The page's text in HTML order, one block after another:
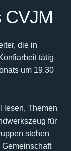
CVJM
die in
tätig
um 19.30
lesen, Themen
für
stehen